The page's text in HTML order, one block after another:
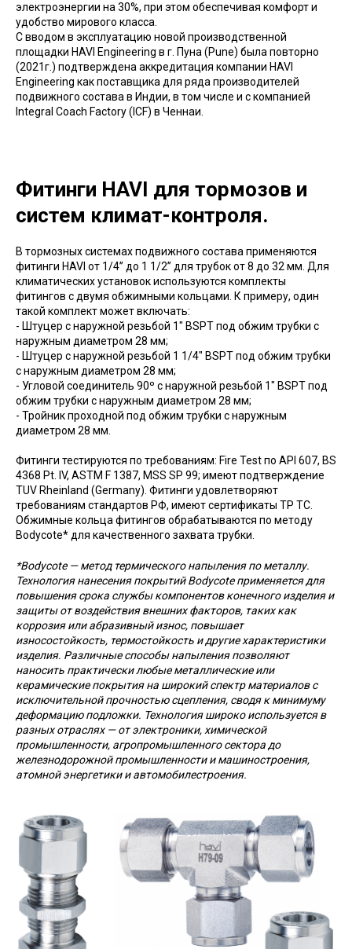
электроэнергии на 30%, при этом обеспечивая комфорт и
удобство мирового класса.
С вводом в эксплуатацию новой производственной
площадки HAVI Engineering в г. Пуна (Pune) была повторно
(2021г.) подтверждена аккредитация компании HAVI
Engineering как поставщика для ряда производителей
подвижного состава в Индии, в том числе и с компанией
Integral Coach Factory (ICF) в Ченнаи.
Фитинги HAVI для тормозов и
систем климат-контроля.
В тормозных системах подвижного состава применяются
фитинги HAVI от 1/4’’ до 1 1/2’’ для трубок от 8 до 32 мм. Для
климатических установок используются комплекты
фитингов с двумя обжимными кольцами. К примеру, один
такой комплект может включать:
- Штуцер с наружной резьбой 1" BSPT под обжим трубки с
наружным диаметром 28 мм;
- Штуцер с наружной резьбой 1 1/4" BSPT под обжим трубки
с наружным диаметром 28 мм;
- Угловой соединитель 90º с наружной резьбой 1" BSPT под
обжим трубки с наружным диаметром 28 мм;
- Тройник проходной под обжим трубки с наружным
диаметром 28 мм.
Фитинги тестируются по требованиям: Fire Test по API 607, BS
4368 Pt. IV, ASTM F 1387, MSS SP 99; имеют подтверждение
TUV Rheinland (Germany). Фитинги удовлетворяют
требованиям стандартов РФ, имеют сертификаты ТР ТС.
Обжимные кольца фитингов обрабатываются по методу
Bodycote* для качественного захвата трубки.
*Bodycote — метод термического напыления по металлу.
Технология нанесения покрытий Bodycote применяется для
повышения срока службы компонентов конечного изделия и
защиты от воздействия внешних факторов, таких как
коррозия или абразивный износ, повышает
износостойкость, термостойкость и другие характеристики
изделия. Различные способы напыления позволяют
наносить практически любые металлические или
керамические покрытия на широкий спектр материалов с
исключительной прочностью сцепления, сводя к минимуму
деформацию подложки. Технология широко используется в
разных отраслях — от электроники, химической
промышленности, агропромышленного сектора до
железнодорожной промышленности и машиностроения,
атомной энергетики и автомобилестроения.